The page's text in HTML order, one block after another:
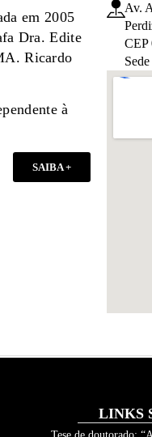
em 2005
Dra. Edite
Ricardo
à
SAIBA +
Av.
CEP
LINKS